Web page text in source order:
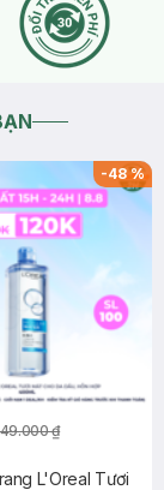
-48%
₫
L'Oreal Tươi